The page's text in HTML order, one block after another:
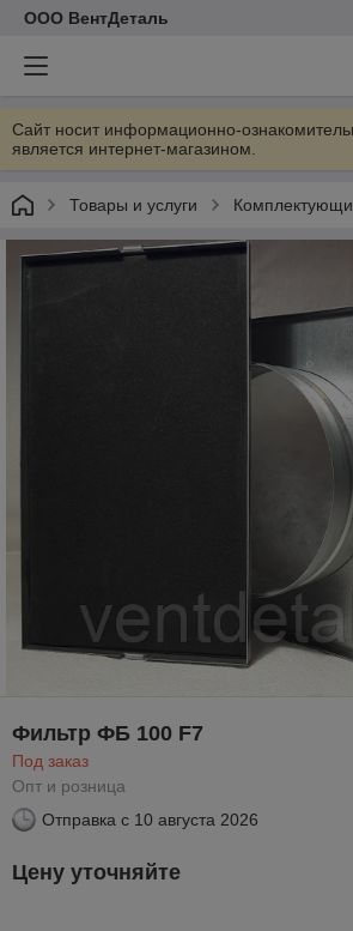
ООО ВентДеталь
Сайт носит информационно-
является интернет-магазином.
Товары и услуги
Фильтр ФБ 100 F7
Под заказ
Опт и розница
Отправка с 10 августа 2026
Цену уточняйте